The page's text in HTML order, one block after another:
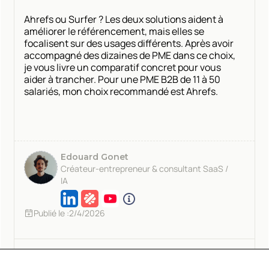
Ahrefs ou Surfer ? Les deux solutions aident à
améliorer le référencement, mais elles se
focalisent sur des usages différents. Après avoir
accompagné des dizaines de PME dans ce choix,
je vous livre un comparatif concret pour vous
aider à trancher. Pour une PME B2B de 11 à 50
salariés, mon choix recommandé est Ahrefs.
Edouard Gonet
Créateur-entrepreneur & consultant SaaS /
IA
Publié le :2/4/2026